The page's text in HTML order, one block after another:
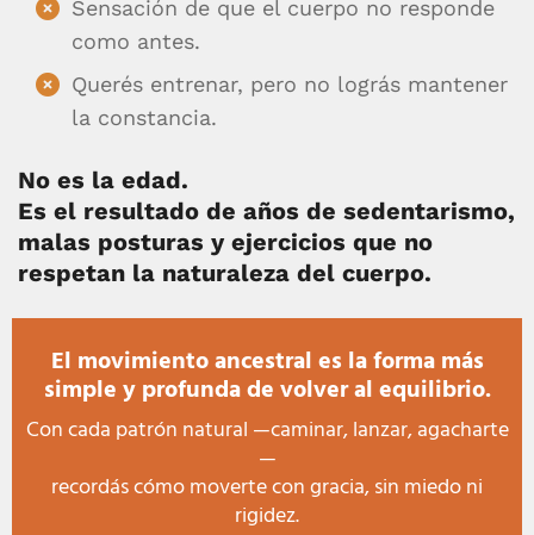
Sensación de que el cuerpo no responde
como antes.
Querés entrenar, pero no lográs mantener
la constancia.
No es la edad.
Es el resultado de años de sedentarismo,
malas posturas y ejercicios que no
respetan la naturaleza del cuerpo.
El movimiento ancestral es la forma más
simple y profunda de volver al equilibrio.
Con cada patrón natural —caminar, lanzar, agacharte
—
recordás cómo moverte con gracia, sin miedo ni
rigidez.